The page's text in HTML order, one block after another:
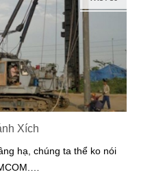
Xích
hạ, chúng ta thể ko nói